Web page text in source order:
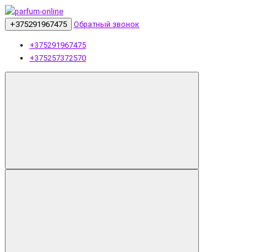
+375291967475 Обратный звонок
+375291967475
+375257372570